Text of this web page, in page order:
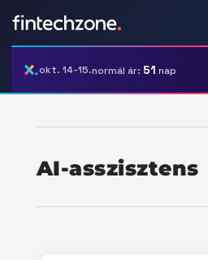
okt. 14-15.normál ár: 51 nap
AI-asszisztens